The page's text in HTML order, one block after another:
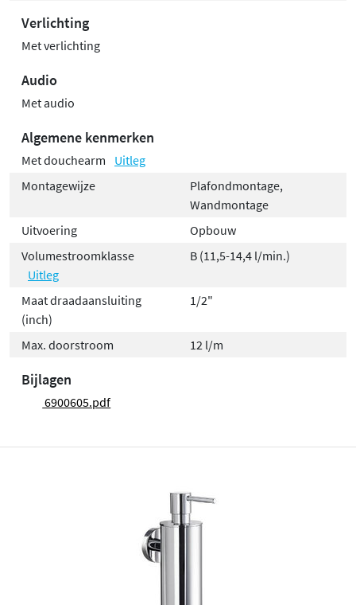
Verlichting
Met verlichting
Audio
Met audio
Algemene kenmerken
Met douchearm
Uitleg
Montagewijze
Plafondmontage,
Wandmontage
Uitvoering
Opbouw
Volumestroomklasse
Uitleg
B (11,5-14,4 l/min.)
Maat draadaansluiting
(inch)
1/2"
Max. doorstroom 12 l/m
Bijlagen
6900605.pdf